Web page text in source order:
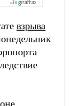
взрыва